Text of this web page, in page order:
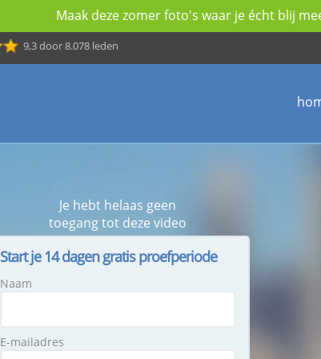
Maak deze zomer foto's waar je écht blij
9,3door 8.078 leden
Je hebt helaas geen
toegang tot deze video
Start je 14 dagen gratis proefperiode
Naam
E-mailadres